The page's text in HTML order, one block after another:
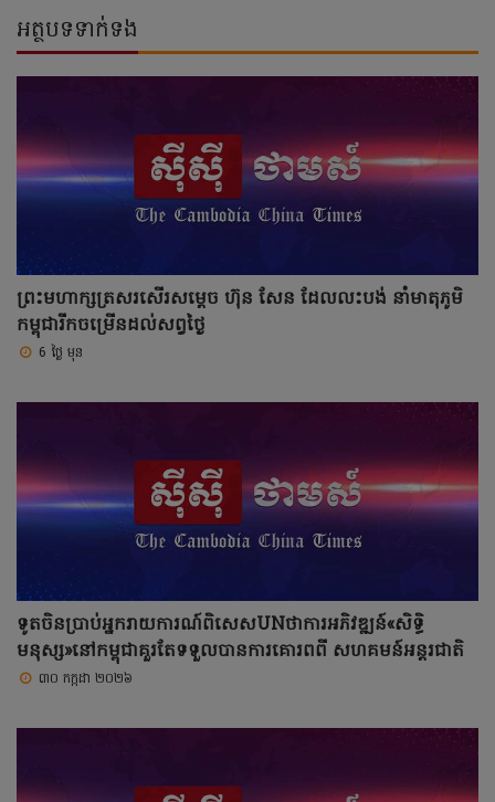
អត្ថបទទាក់ទង
ព្រះមហាក្សត្រសរសើរសម្តេច ហ៊ុន សែន ដែលលះបង់ នាំមាតុភូមិ
កម្ពុជារីកចម្រើនដល់សព្វថ្ងៃ
6 ថ្ងៃ មុន
ទូតចិនប្រាប់អ្នករាយការណ៍ពិសេសUNថាការអភិវឌ្ឍន៍«សិទ្ធិ
មនុស្ស»នៅកម្ពុជាគួរតែទទួលបានការគោរពពី សហគមន៍អន្តរជាតិ
៣០ កក្កដា ២០២៦